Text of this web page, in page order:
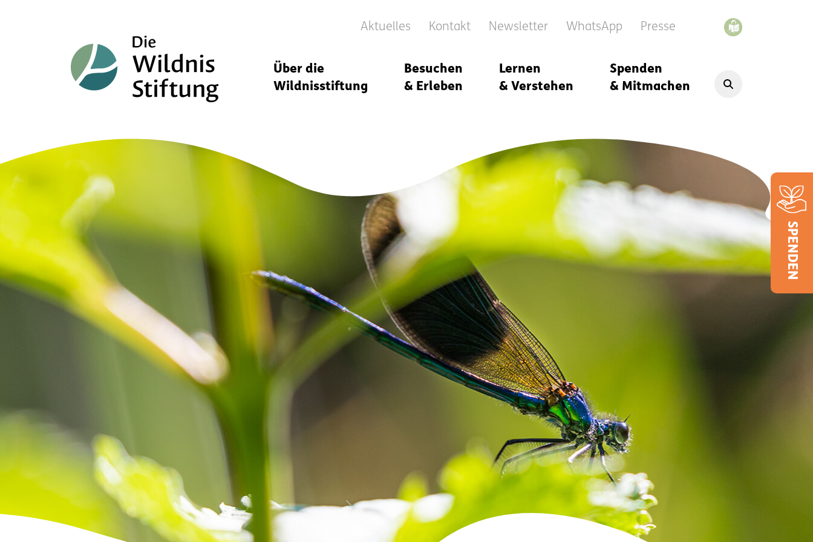
Aktuelles Kontakt Newsletter WhatsApp Presse
Über die
Wildnisstiftung
Besuchen
& Erleben
Lernen
& Verstehen
Spenden
& Mitmachen
SPENDEN